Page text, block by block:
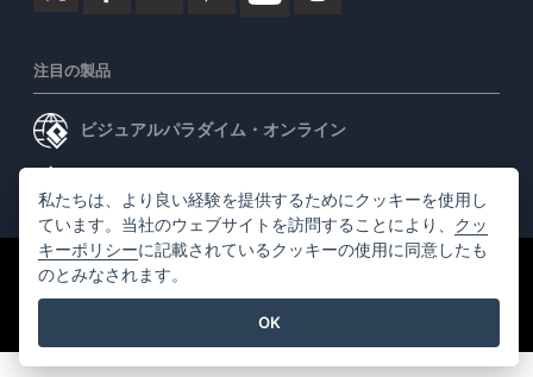
注目の製品
ビジュアルパラダイム・オンライン
©2026 by Visual Paradigm. 全ての権利を有する
私たちは、より良い経験を提供するためにクッキーを使用し
ています。当社のウェブサイトを訪問することにより、 クッ
キーポリシーに記載されているクッキーの使用に同意したも
のとみなされます。
OK